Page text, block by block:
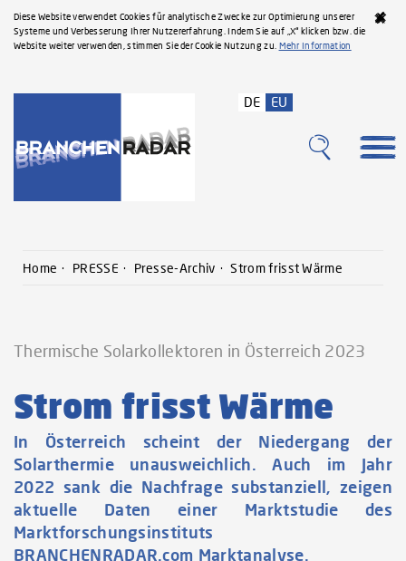
Diese Website verwendet Cookies für analytische Zwecke zur Optimierung unserer
Systeme und Verbesserung Ihrer Nutzererfahrung. Indem Sie auf „X“ klicken bzw. die
Website weiter verwenden, stimmen Sie der Cookie Nutzung zu. Mehr Information
DE EU
Home PRESSE Presse-Archiv Strom frisst Wärme
Thermische Solarkollektoren in Österreich 2023
Strom frisst Wärme
In Österreich scheint der Niedergang der
Solarthermie unausweichlich. Auch im Jahr
2022 sank die Nachfrage substanziell, zeigen
aktuelle Daten einer Marktstudie des
Marktforschungsinstituts
BRANCHENRADAR.com Marktanalyse.